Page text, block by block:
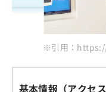
※引用：
基本情報（アクセ